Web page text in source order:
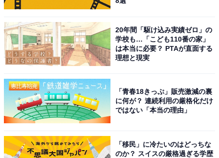
こちらもおすすめ
新卒採用に影響する学歴は「大学名」だけでは
20年間「駆け込み実績ゼロ」の
学校も…「こども110番の家」
は本当に必要？ PTAが直面する
理想と現実
「青春18きっぷ」販売激減の裏
に何が？ 連続利用の厳格化だけ
ではない「本当の理由」
「移民」に冷たいのはどっちな
のか？ スイスの厳格過ぎる学歴